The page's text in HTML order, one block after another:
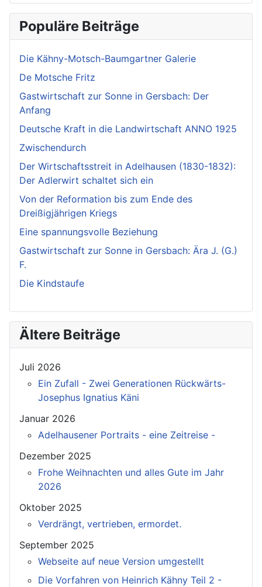
Populäre Beiträge
Die Kähny-Motsch-Baumgartner Galerie
De Motsche Fritz
Gastwirtschaft zur Sonne in Gersbach: Der
Anfang
Deutsche Kraft in die Landwirtschaft ANNO 1925
Zwischendurch
Der Wirtschaftsstreit in Adelhausen (1830-1832):
Der Adlerwirt schaltet sich ein
Von der Reformation bis zum Ende des
Dreißigjährigen Kriegs
Eine spannungsvolle Beziehung
Gastwirtschaft zur Sonne in Gersbach: Ära J. (G.)
F.
Die Kindstaufe
Ältere Beiträge
Juli 2026
Ein Zufall - Zwei Generationen Rückwärts-
Josephus Ignatius Käni
Januar 2026
Adelhausener Portraits - eine Zeitreise -
Dezember 2025
Frohe Weihnachten und alles Gute im Jahr
2026
Oktober 2025
Verdrängt, vertrieben, ermordet.
September 2025
Webseite auf neue Version umgestellt
Die Vorfahren von Heinrich Kähny Teil 2 -